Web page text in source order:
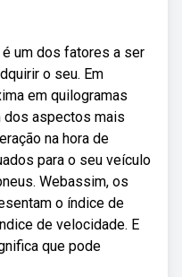
um dos fatores a ser
o seu. Em
em quilogramas
dos aspectos mais
na hora de
para o seu veículo
Webassim, os
o índice de
de velocidade. E
que pode